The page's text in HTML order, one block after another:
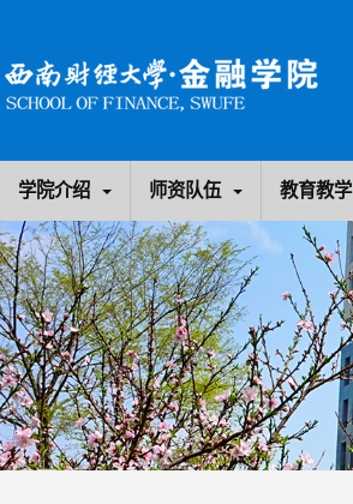
学院介绍 师资队伍 教育教学